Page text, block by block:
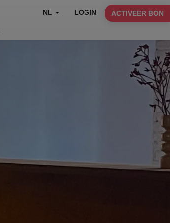
NL LOGIN ACTIVEER BON